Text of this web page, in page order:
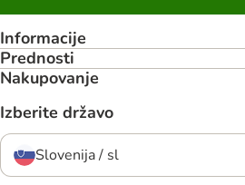
Informacije
Prednosti
Nakupovanje
Izberite državo
Slovenija / sl